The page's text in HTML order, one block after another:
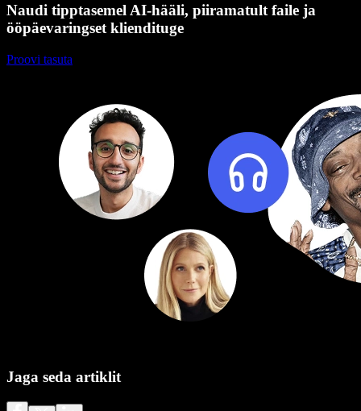
Naudi tipptasemel AI-hääli, piiramatult faile ja
ööpäevaringset kliendituge
Proovi tasuta
Jaga seda artiklit